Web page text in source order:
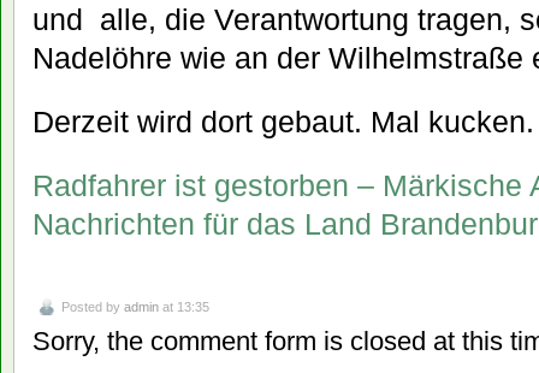
und alle, die Verantwortung tragen,
Nadelöhre wie an der Wilhelmstraße
Derzeit wird dort gebaut. Mal kucken.
Radfahrer ist gestorben – Märkische
Nachrichten für das Land
Posted by admin at 13:35
Sorry, the comment form is closed at this